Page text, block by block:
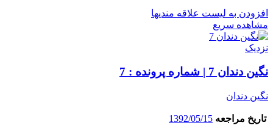
افزودن به لیست علاقه مندیها
مشاهده سریع
نزدیک
نگین دندان 7 | شماره پرونده : 7
نگین دندان
تاریخ مراجعه 1392/05/15